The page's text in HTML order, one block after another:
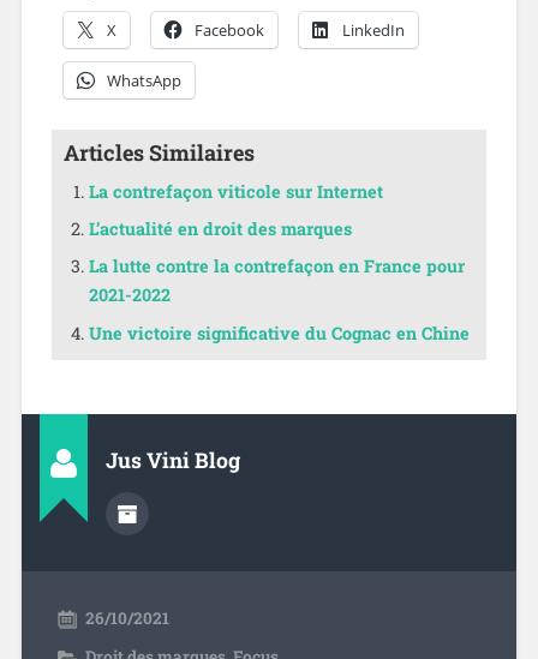
X Facebook LinkedIn
WhatsApp
Articles Similaires
La contrefaçon viticole sur Internet
L’actualité en droit des marques
La lutte contre la contrefaçon en France pour
2021-2022
Une victoire significative du Cognac en Chine
Jus Vini Blog
26/10/2021